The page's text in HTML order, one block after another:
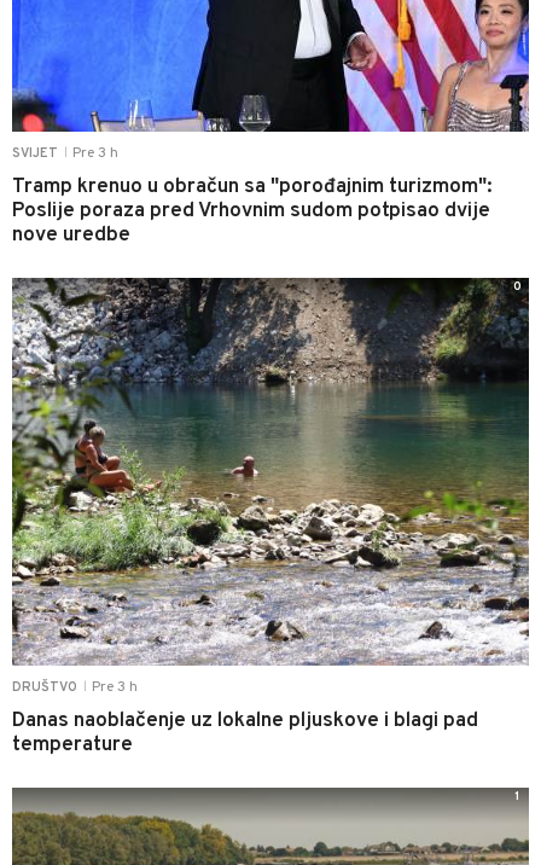
SVIJET Pre 3 h
Tramp krenuo u obračun sa "porođajnim turizmom":
Poslije poraza pred Vrhovnim sudom potpisao dvije
nove uredbe
DRUŠTVO Pre 3 h
Danas naoblačenje uz lokalne pljuskove i blagi pad
temperature
0
1